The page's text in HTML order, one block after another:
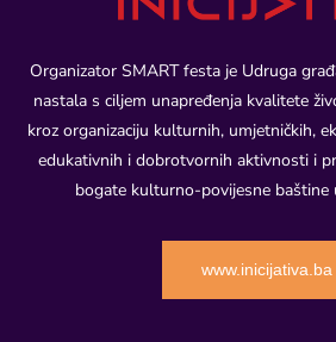
Organizator SMART festa je Udruga
nastala s ciljem unapređenja kvalitete
kroz organizaciju kulturnih, umjetničkih,
edukativnih i dobrotvornih aktivnosti i
bogate kulturno-povijesne baštine
www.inicijativa.ba